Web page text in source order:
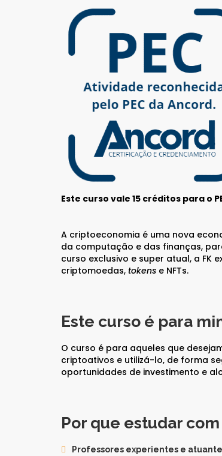
Modelagem Financeira Aplicada
Este curso vale 15 créditos para o
A criptoeconomia é uma nova
da computação e das finanças,
curso exclusivo e super atual, a FK
criptomoedas, tokens e NFTs.
Este curso é para
O curso é para aqueles que
criptoativos e utilizá-lo, de forma
oportunidades de investimento e
Por que estudar
Professores experientes e